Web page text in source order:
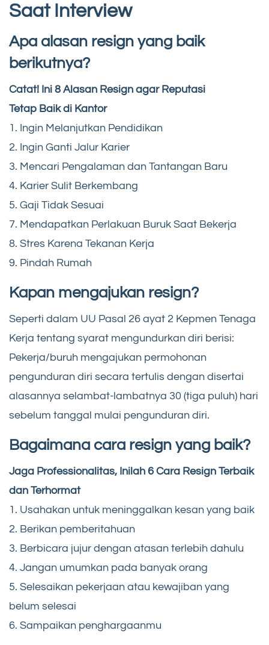
Saat Interview
Apa alasan resign yang baik
berikutnya?
Catat! Ini 8 Alasan Resign agar Reputasi
Tetap Baik di Kantor
1. Ingin Melanjutkan Pendidikan
2. Ingin Ganti Jalur Karier
3. Mencari Pengalaman dan Tantangan Baru
4. Karier Sulit Berkembang
5. Gaji Tidak Sesuai
7. Mendapatkan Perlakuan Buruk Saat Bekerja
8. Stres Karena Tekanan Kerja
9. Pindah Rumah
Kapan mengajukan resign?
Seperti dalam UU Pasal 26 ayat 2 Kepmen Tenaga
Kerja tentang syarat mengundurkan diri berisi:
Pekerja/buruh mengajukan permohonan
pengunduran diri secara tertulis dengan disertai
alasannya selambat-lambatnya 30 (tiga puluh) hari
sebelum tanggal mulai pengunduran diri.
Bagaimana cara resign yang baik?
Jaga Professionalitas, Inilah 6 Cara Resign Terbaik
dan Terhormat
1. Usahakan untuk meninggalkan kesan yang baik
2. Berikan pemberitahuan
3. Berbicara jujur dengan atasan terlebih dahulu
4. Jangan umumkan pada banyak orang
5. Selesaikan pekerjaan atau kewajiban yang
belum selesai
6. Sampaikan penghargaanmu